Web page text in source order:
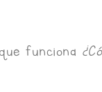
funciona